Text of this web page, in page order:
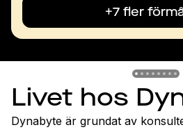
+7 fler
Livet hos
Dynabyte är grundat av